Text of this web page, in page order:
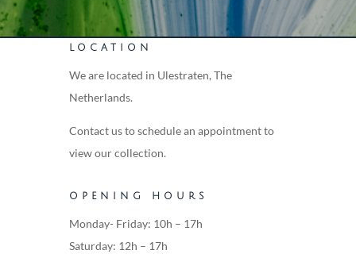
LOCATION
We are located in Ulestraten, The
Netherlands.
Contact us to schedule an appointment to
view our collection.
OPENING HOURS
Monday- Friday: 10h – 17h
Saturday: 12h – 17h